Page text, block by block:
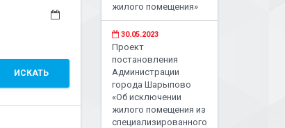
ИСКАТЬ
жилого помещения»
30.05.2023
Проект
постановления
Администрации
города Шарыпово
«Об исключении
жилого помещения из
специализированного